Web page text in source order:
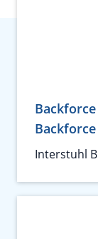
Backforce
Backforce
Interstuhl